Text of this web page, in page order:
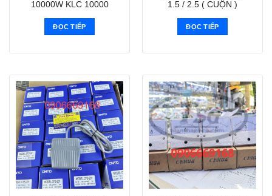
10000W KLC 10000
ĐỌC TIẾP
1.5 / 2.5 ( CUỘN )
ĐỌC TIẾP